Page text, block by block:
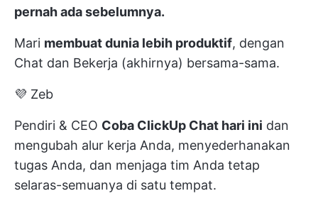
pernah ada sebelumnya.
Mari membuat dunia lebih produktif, dengan
Chat dan Bekerja (akhirnya) bersama-sama.
💜 Zeb
Pendiri & CEO Coba ClickUp Chat hari ini dan
mengubah alur kerja Anda, menyederhanakan
tugas Anda, dan menjaga tim Anda tetap
selaras-semuanya di satu tempat.